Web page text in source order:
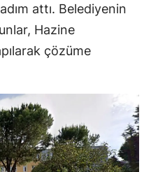
attı. Belediyenin
Hazine
çözüme